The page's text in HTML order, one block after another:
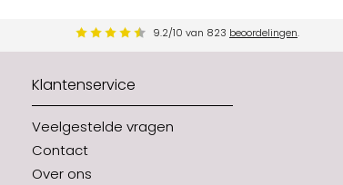
9.2/10 van 823 beoordelingen.
Klantenservice
Veelgestelde vragen
Contact
Over ons